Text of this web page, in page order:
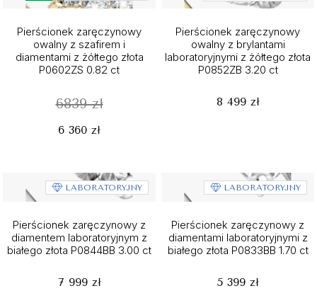
Pierścionek zaręczynowy
owalny z szafirem i
diamentami z żółtego złota
P0602ZS 0.82 ct
6839 zł
6 360 zł
Pierścionek zaręczynowy
owalny z brylantami
laboratoryjnymi z żółtego złota
P0852ZB 3.20 ct
8 499 zł
LABORATORYJNY
Pierścionek zaręczynowy z
diamentem laboratoryjnym z
białego złota P0844BB 3.00 ct
7 999 zł
LABORATORYJNY
Pierścionek zaręczynowy z
diamentami laboratoryjnymi z
białego złota P0833BB 1.70 ct
5 399 zł